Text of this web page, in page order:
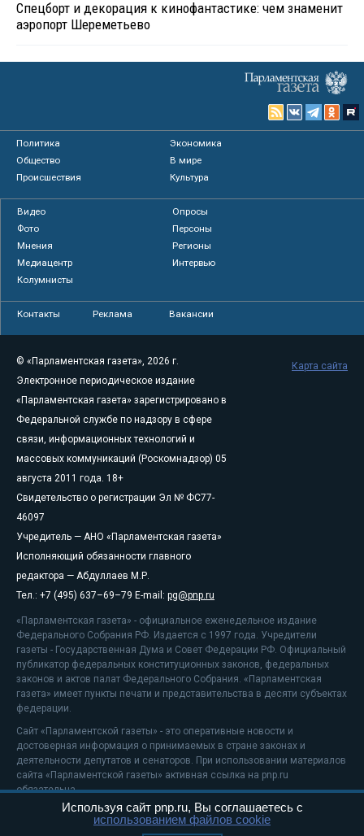
Спецборт и декорация к кинофантастике: чем знаменит
аэропорт Шереметьево
Политика
Экономика
Общество
В мире
Происшествия
Культура
Видео
Опросы
Фото
Персоны
Мнения
Регионы
Медиацентр
Интервью
Колумнисты
Контакты Реклама Вакансии
© «Парламентская газета», 2026 г.
Электронное периодическое издание
«Парламентская газета» зарегистрировано в
Федеральной службе по надзору в сфере
связи, информационных технологий и
массовых коммуникаций (Роскомнадзор) 05
августа 2011 года. 18+
Свидетельство о регистрации Эл № ФС77-
46097
Учредитель — АНО «Парламентская газета»
Исполняющий обязанности главного
редактора — Абдуллаев М.Р.
Тел.: +7 (495) 637–69–79 E-mail: pg@pnp.ru
«Парламентская газета» - официальное еженедельное издание
Федерального Собрания РФ. Издается с 1997 года. Учредители
газеты - Государственная Дума и Совет Федерации РФ. Официальный
публикатор федеральных конституционных законов, федеральных
законов и актов палат Федерального Собрания. «Парламентская
газета» имеет пункты печати и представительства в десяти субъектах
федерации.
Сайт «Парламентской газеты» - это оперативные новости и
достоверная информация о принимаемых в стране законах и
деятельности депутатов и сенаторов. При использовании материалов
сайта «Парламентской газеты» активная ссылка на pnp.ru
обязательна.
На информационном ресурсе применяютсярекомендательные
Карта сайта
Используя сайт pnp.ru, Вы соглашаетесь с
использованием файлов cookie